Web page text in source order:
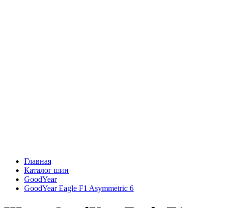
Главная
Каталог шин
GoodYear
GoodYear Eagle F1 Asymmetric 6